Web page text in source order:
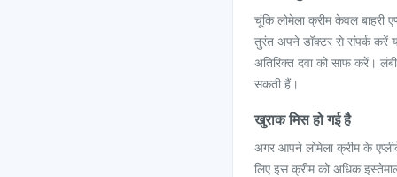
चूंकि लोमेला क्रीम केवल बाहरी
तुरंत अपने डॉक्टर से संपर्क करें
अतिरिक्त दवा को साफ करें।
सकती हैं।
खुराक मिस हो गई है
अगर आपने लोमेला क्रीम के
लिए इस क्रीम को अधिक